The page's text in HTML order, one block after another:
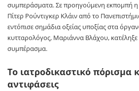
συμπεράσματα. Σε προηγούμενη εκπομπή η
Πίτερ Ρούντιγκερ Κλάιν από το
εντόπισε σημάδια οξείας υποξίας στα
κυτταρολόγος, Μαριάννα Βλάχου, κατέληξε
συμπέρασμα.
Το ιατροδικαστικό πόρισμα
αντιφάσεις